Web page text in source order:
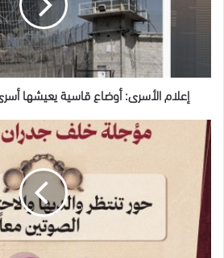
سجن
إعلام الأسرى: أوضاع قاسية يعيشها
الصحفية
إسلام
عمارنة..
أمومة
مؤجلة
خلف
جدران
الاعتقال